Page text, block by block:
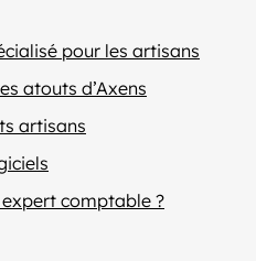
pour les artisans
atouts d’Axens
artisans
comptable ?